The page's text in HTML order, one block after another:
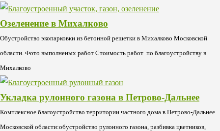
Озеленение в Михалково
Обустройство экопарковки из бетонной решетки в Михалково Московской
области. Фото выполненых работ Стоимость работ по благоустройству в
Михалково
Укладка рулонного газона в Петрово-Дальнее
Комплексное благоустройство территории частного дома в Петрово-Дальнее
Московской области:обустройство рулонного газона, разбивка цветников,